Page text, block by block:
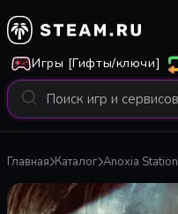
Игры [Гифты/ключи]
Главная Каталог Anoxia Station